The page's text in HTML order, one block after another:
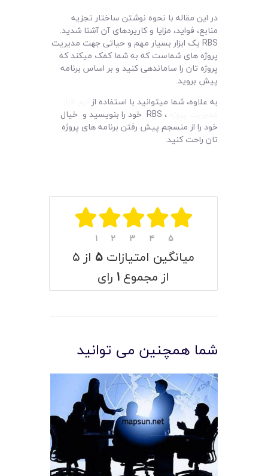
در این مقاله با نحوه نوشتن ساختار تجزیه
منابع، فواید، مزایا و کاریردهای آن آشنا شدید.
RBS یک ابزار بسیار مهم و حیاتی جهت مدیریت
پروژه های شماست که به شما کمک میکند که
پروژه تان را ساماندهی کنید و بر اساس برنامه
پیش بروید.
به علاوه، شما میتوانید با استفاده از
، RBS خود را بنویسید و خیال
خود را از منسجم پیش رفتن برنامه های پروژه
تان راحت کنید.
۱ ۲ ۳ ۴ ۵
میانگین امتیازات ۵ از ۵
از مجموع ۱ رای
شما همچنین می توانید